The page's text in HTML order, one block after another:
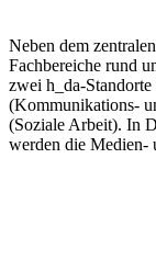
Neben dem
Fachbereiche rund
zwei h_da-
(Kommunikations-
(Soziale Arbeit). In
werden die Medien-